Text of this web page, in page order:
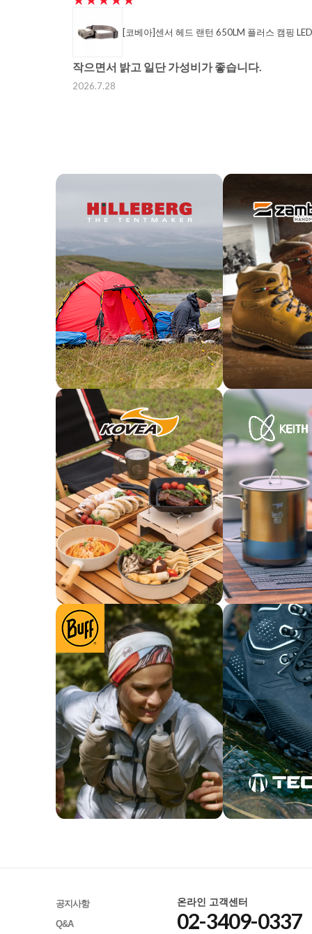
[코베아]센서 헤드 랜턴 650LM 플러스 캠핑 LED
작으면서 밝고 일단 가성비가 좋습니다.
2026.7.28
공지사항
Q&A
온라인 고객센터
02-3409-0337